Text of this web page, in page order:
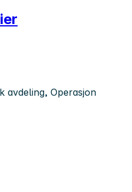
avdeling, Operasjon